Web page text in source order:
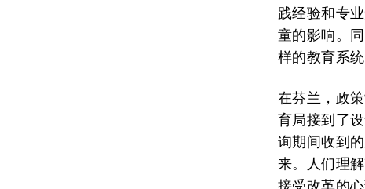
践经验和专
童的影响。
样的教育系
在芬兰，政
育局接到了
询期间收到
来。人们理
接受改革的心